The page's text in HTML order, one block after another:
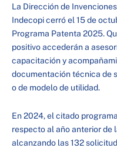
La Dirección de
Indecopi cerró el 15 de
Programa Patenta 2025.
positivo accederán a
capacitación y
documentación técnica de
o de modelo de utilidad.
En 2024, el citado
respecto al año anterior de
alcanzando las 132